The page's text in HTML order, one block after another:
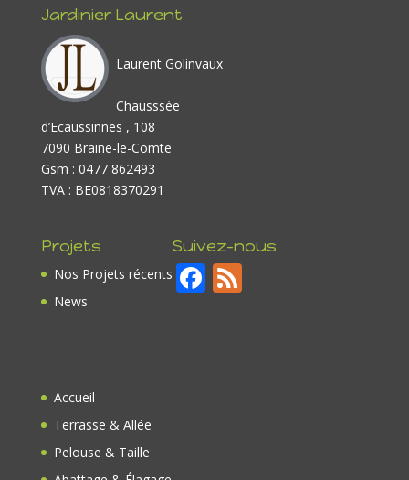
Jardinier Laurent
Laurent Golinvaux
Chausssée
d’Ecaussinnes , 108
7090 Braine-le-Comte
Gsm : 0477 862493
TVA : BE0818370291
Projets
Nos Projets récents
News
Suivez-nous
F F
Accueil
Terrasse & Allée
Pelouse & Taille